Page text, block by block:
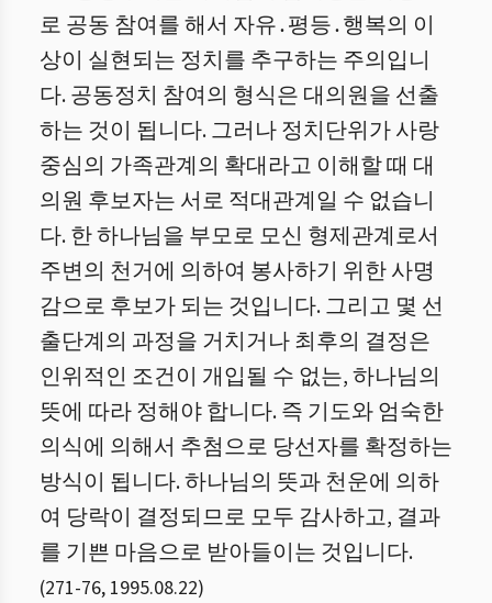
로 공동 참여를 해서 자유․평등․행복의 이
상이 실현되는 정치를 추구하는 주의입니
다. 공동정치 참여의 형식은 대의원을 선출
하는 것이 됩니다. 그러나 정치단위가 사랑
중심의 가족관계의 확대라고 이해할 때 대
의원 후보자는 서로 적대관계일 수 없습니
다. 한 하나님을 부모로 모신 형제관계로서
주변의 천거에 의하여 봉사하기 위한 사명
감으로 후보가 되는 것입니다. 그리고 몇 선
출단계의 과정을 거치거나 최후의 결정은
인위적인 조건이 개입될 수 없는, 하나님의
뜻에 따라 정해야 합니다. 즉 기도와 엄숙한
의식에 의해서 추첨으로 당선자를 확정하는
방식이 됩니다. 하나님의 뜻과 천운에 의하
여 당락이 결정되므로 모두 감사하고, 결과
를 기쁜 마음으로 받아들이는 것입니다.
(271-76, 1995.08.22)